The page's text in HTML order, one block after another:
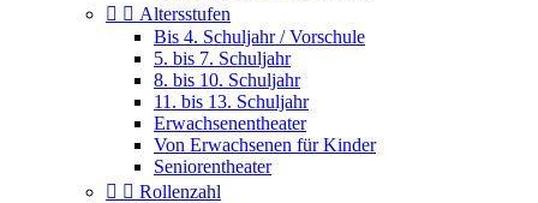
  Altersstufen
Bis 4. Schuljahr / Vorschule
5. bis 7. Schuljahr
8. bis 10. Schuljahr
11. bis 13. Schuljahr
Erwachsenentheater
Von Erwachsenen für Kinder
Seniorentheater
  Rollenzahl